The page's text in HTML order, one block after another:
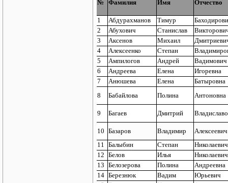
№ Фамилия Имя Отчество
1 Абдурахманов Тимур
2
Абухович Станислав
3
Аксенов Михаил
4
Алексеенко Степан
5
Ампилогов Андрей
Вадимович
6
Андреева Елена
Игоревна
7
Анюшева Елена
Батыровна
8
Бабайлова Полина Антоновна
9 Багаев Дмитрий
10 Базаров Владимир
Алексеевич
11
Балыбин Степан
Николаевич
12 Белов Илья
Николаевич
13 Белозерова Полина
Андреевна
14 Березнюк Вадим
Юрьевич